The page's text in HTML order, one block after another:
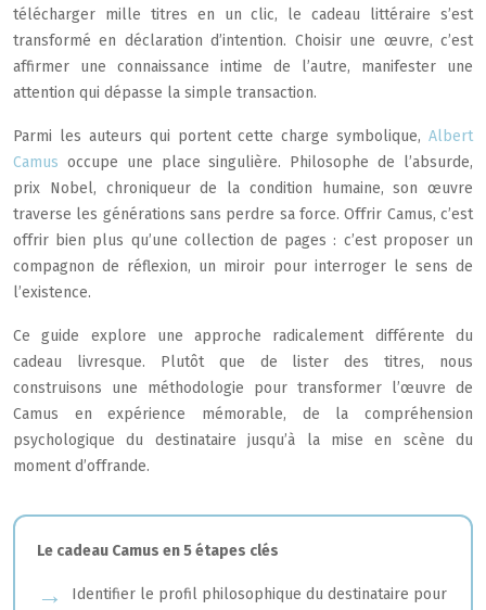
télécharger mille titres en un clic, le cadeau littéraire s’est
transformé en déclaration d’intention. Choisir une œuvre, c’est
affirmer une connaissance intime de l’autre, manifester une
attention qui dépasse la simple transaction.
Parmi les auteurs qui portent cette charge symbolique, Albert
Camus occupe une place singulière. Philosophe de l’absurde,
prix Nobel, chroniqueur de la condition humaine, son œuvre
traverse les générations sans perdre sa force. Offrir Camus, c’est
offrir bien plus qu’une collection de pages : c’est proposer un
compagnon de réflexion, un miroir pour interroger le sens de
l’existence.
Ce guide explore une approche radicalement différente du
cadeau livresque. Plutôt que de lister des titres, nous
construisons une méthodologie pour transformer l’œuvre de
Camus en expérience mémorable, de la compréhension
psychologique du destinataire jusqu’à la mise en scène du
moment d’offrande.
Le cadeau Camus en 5 étapes clés
Identifier le profil philosophique du destinataire pour